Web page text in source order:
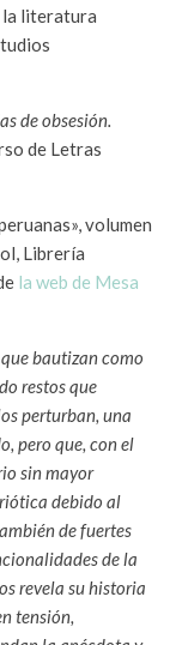
la literatura
de obsesión.
de Letras
volumen
Librería
la web de Mesa
bautizan como
restos que
perturban, una
pero que, con el
sin mayor
debido al
de fuertes
de la
revela su historia
tensión,